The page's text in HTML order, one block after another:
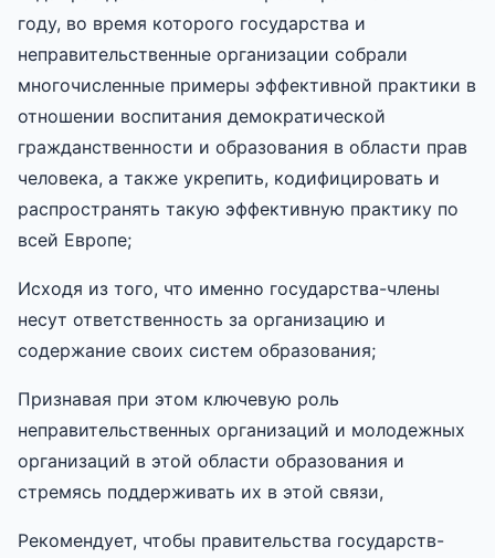
году, во время которого государства и
неправительственные организации собрали
многочисленные примеры эффективной практики в
отношении воспитания демократической
гражданственности и образования в области прав
человека, а также укрепить, кодифицировать и
распространять такую эффективную практику по
всей Европе;
Исходя из того, что именно государства-члены
несут ответственность за организацию и
содержание своих систем образования;
Признавая при этом ключевую роль
неправительственных организаций и молодежных
организаций в этой области образования и
стремясь поддерживать их в этой связи,
Рекомендует, чтобы правительства государств-